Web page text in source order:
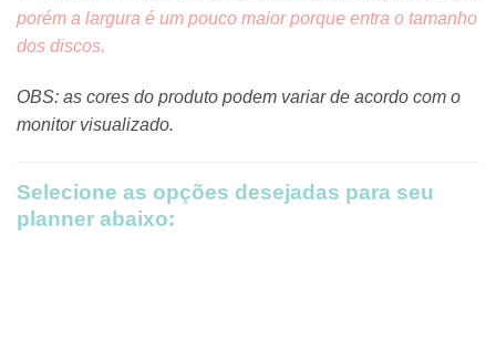
porém a largura é um pouco maior porque entra o tamanho
dos discos.
OBS: as cores do produto podem variar de acordo com o
monitor visualizado.
Selecione as opções desejadas para seu
planner abaixo: